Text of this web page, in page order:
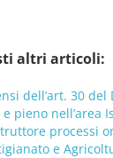
altri articoli:
dell’art. 30 del
pieno nell’area
processi
e